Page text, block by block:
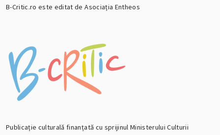
B-Critic.ro este editat de Asociația Entheos
Publicație culturală finanțată cu sprijinul Ministerului Culturii